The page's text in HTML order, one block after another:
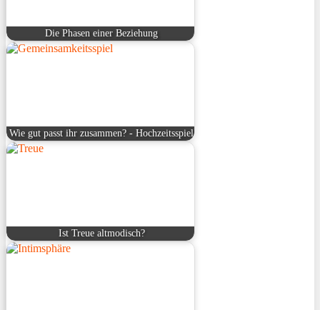
Die Phasen einer Beziehung
Wie gut passt ihr zusammen? - Hochzeitsspiel
Ist Treue altmodisch?